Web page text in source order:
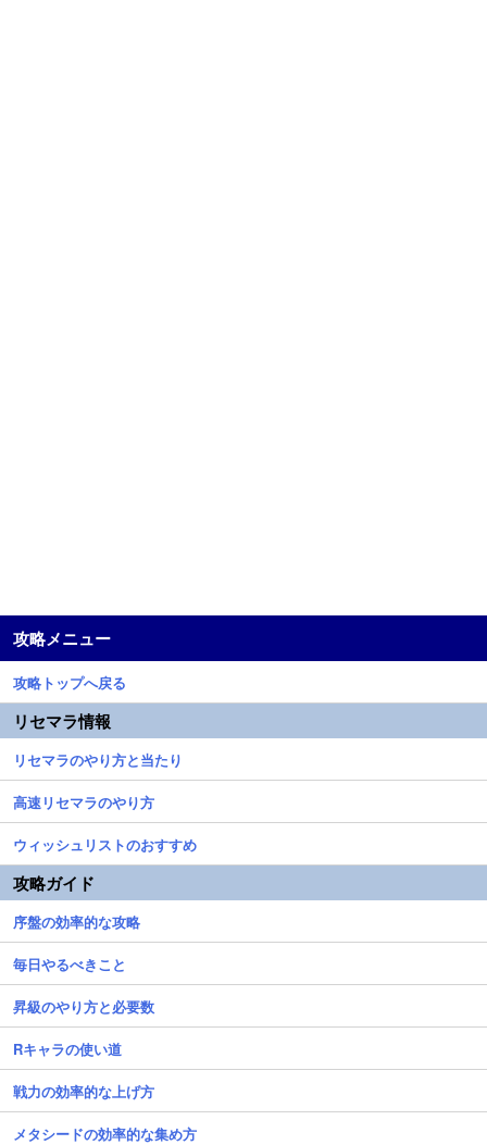
攻略メニュー
攻略トップへ戻る
リセマラ情報
リセマラのやり方と当たり
高速リセマラのやり方
ウィッシュリストのおすすめ
攻略ガイド
序盤の効率的な攻略
毎日やるべきこと
昇級のやり方と必要数
Rキャラの使い道
戦力の効率的な上げ方
メタシードの効率的な集め方